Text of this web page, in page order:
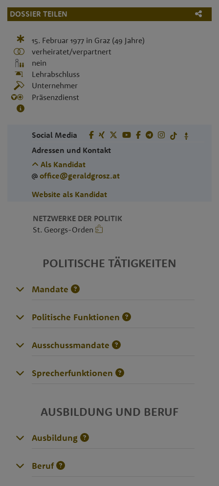
DOSSIER TEILEN
15. Februar 1977in Graz (49 Jahre)
verheiratet/verpartnert
nein
Lehrabschluss
Unternehmer
Präsenzdienst
Social Media
Adressen und Kontakt
Als Kandidat
office@geraldgrosz.at
Website als Kandidat
NETZWERKE DER POLITIK
St. Georgs-Orden
POLITISCHE TÄTIGKEITEN
Mandate
Politische Funktionen
Ausschussmandate
Sprecherfunktionen
AUSBILDUNG UND BERUF
Ausbildung
Beruf